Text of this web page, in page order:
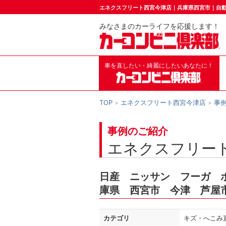
エネクスフリート西宮今津店｜兵庫県西宮市｜自
みなさまのカーライフを応援します！
車を直したい・綺麗にしたいあなたに！
TOP エネクスフリート西宮今津店 事
事例のご紹介
エネクスフリー
日産 ニッサン フーガ
庫県 西宮市 今津 芦屋
カテゴリ キズ・へこみ